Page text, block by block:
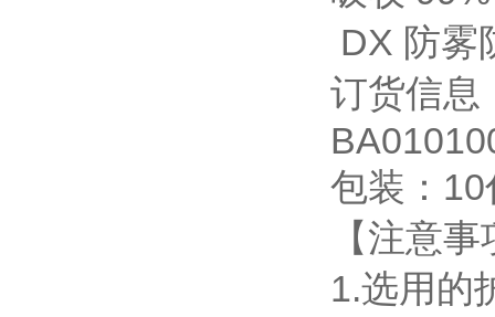
DX 防雾
订货信息
包装：
【注意
1.选用的